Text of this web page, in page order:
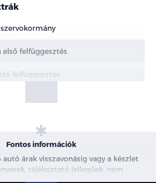
első felfüggesztés
felfüggesztés
burkolat védelem
keréktárcsák
Fontos információk
autó árak visszavonásig vagy a készlet
tájékoztató jellegűek, nem
a képek csak illusztrációk. A